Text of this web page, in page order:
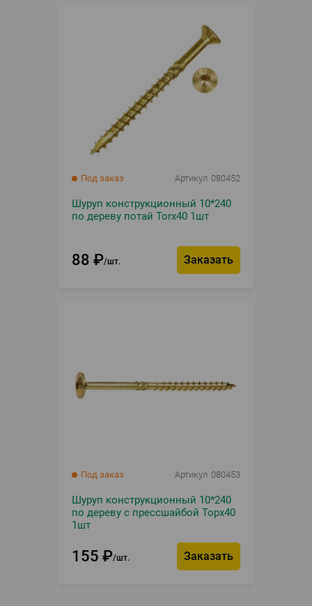
Под заказ Артикул 080452
Шуруп конструкционный 10*240
по дереву потай Torx40 1шт
88 ₽ шт. Заказать
Под заказ Артикул 080453
Шуруп конструкционный 10*240
по дереву с прессшайбой Topx40
1шт
155 ₽ шт. Заказать